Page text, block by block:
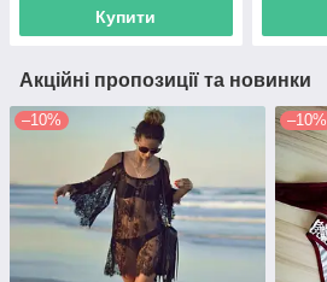
Купити
Акційні пропозиції та новинки
–10% –10%